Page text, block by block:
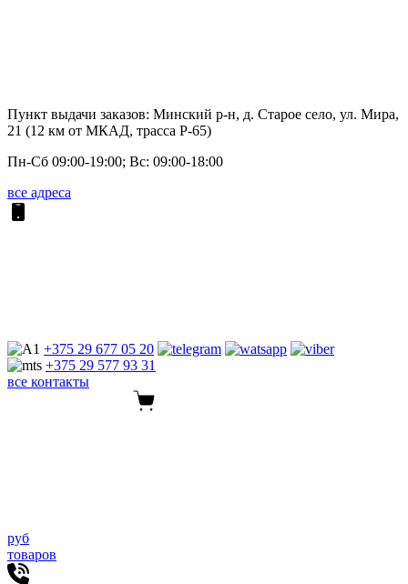
Пункт выдачи заказов: Минский р-н, д. Старое село, ул. Мира,
21 (12 км от МКАД, трасса P-65)
Пн-Сб 09:00-19:00; Вс: 09:00-18:00
все адреса
+375 29 677 05 20
+375 29 577 93 31
все контакты
руб
товаров